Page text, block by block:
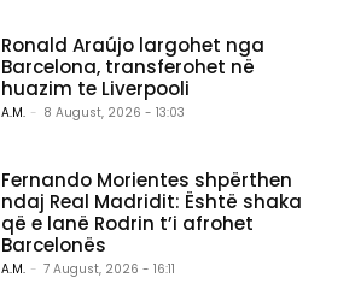
Ronald Araújo largohet nga
Barcelona, transferohet në
huazim te Liverpooli
A.M. - 8 August, 2026 - 13:03
Fernando Morientes shpërthen
ndaj Real Madridit: Është shaka
që e lanë Rodrin t’i afrohet
Barcelonës
A.M. - 7 August, 2026 - 16:11